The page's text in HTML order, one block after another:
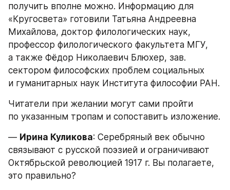
получить вполне можно. Информацию для
«Кругосвета» готовили Татьяна Андреевна
Михайлова, доктор филологических наук,
профессор филологического факультета МГУ,
а также Фёдор Николаевич Блюхер, зав.
сектором философских проблем социальных
и гуманитарных наук Института философии РАН.
Читатели при желании могут сами пройти
по указанным тропам и сопоставить изложение.
— Ирина Куликова: Серебряный век обычно
связывают с русской поэзией и ограничивают
Октябрьской революцией 1917 г. Вы полагаете,
это правильно?